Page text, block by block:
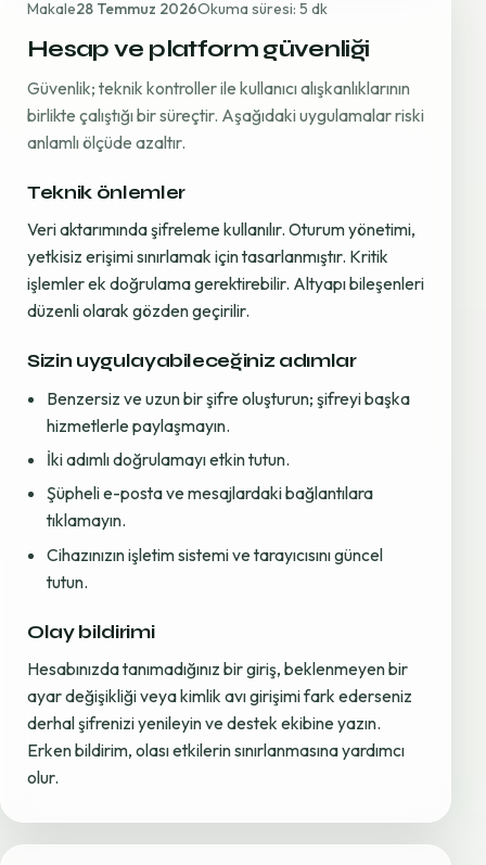
Makale28 Temmuz 2026Okuma süresi: 5 dk
Hesap ve platform güvenliği
Güvenlik; teknik kontroller ile kullanıcı alışkanlıklarının
birlikte çalıştığı bir süreçtir. Aşağıdaki uygulamalar riski
anlamlı ölçüde azaltır.
Teknik önlemler
Veri aktarımında şifreleme kullanılır. Oturum yönetimi,
yetkisiz erişimi sınırlamak için tasarlanmıştır. Kritik
işlemler ek doğrulama gerektirebilir. Altyapı bileşenleri
düzenli olarak gözden geçirilir.
Sizin uygulayabileceğiniz adımlar
Benzersiz ve uzun bir şifre oluşturun; şifreyi başka
hizmetlerle paylaşmayın.
İki adımlı doğrulamayı etkin tutun.
Şüpheli e-posta ve mesajlardaki bağlantılara
tıklamayın.
Cihazınızın işletim sistemi ve tarayıcısını güncel
tutun.
Olay bildirimi
Hesabınızda tanımadığınız bir giriş, beklenmeyen bir
ayar değişikliği veya kimlik avı girişimi fark ederseniz
derhal şifrenizi yenileyin ve destek ekibine yazın.
Erken bildirim, olası etkilerin sınırlanmasına yardımcı
olur.